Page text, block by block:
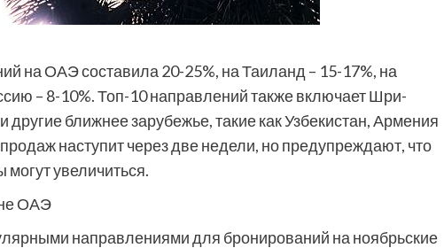
на ОАЭ составила 20-25%, на Таиланд – 15-17%, на
– 8-10%. Топ-10 направлений также включает Шри-
ближнее зарубежье, такие как Узбекистан, Армения
наступит через две недели, но предупреждают, что
увеличиться.
ОАЭ
направлениями для бронирований на ноябрьские